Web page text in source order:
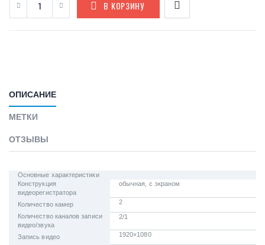
В КОРЗИНУ
ОПИСАНИЕ
МЕТКИ
ОТЗЫВЫ
Основные характеристики
Конструкция
видеорегистратора
обычная, с экраном
Количество камер
2
Количество каналов записи
видео/звука
2/1
Запись видео 1920×1080